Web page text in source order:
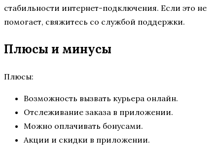
стабильности интернет-подключения. Если это не
помогает, свяжитесь со службой поддержки.
Плюсы и минусы
Плюсы:
Возможность вызвать курьера онлайн.
Отслеживание заказа в приложении.
Можно оплачивать бонусами.
Акции и скидки в приложении.